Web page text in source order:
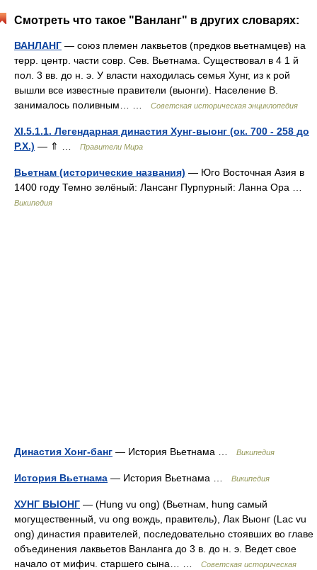
Смотреть что такое "Ванланг" в других словарях:
ВАНЛАНГ — союз племен лаквьетов (предков вьетнамцев) на
терр. центр. части совр. Сев. Вьетнама. Существовал в 4 1 й
пол. 3 вв. до н. э. У власти находилась семья Хунг, из к рой
вышли все известные правители (выонги). Население В.
занималось поливным… …
Советская историческая энциклопедия
XI.5.1.1. Легендарная династия Хунг-выонг (ок. 700 - 258 до
Р.Х.) — ⇑ … Правители Мира
Вьетнам (исторические названия) — Юго Восточная Азия в
1400 году Темно зелёный: Лансанг Пурпурный: Ланна Ора …
Википедия
Династия Хонг-банг — История Вьетнама … Википедия
История Вьетнама — История Вьетнама … Википедия
ХУНГ ВЫОНГ — (Hung vu ong) (Вьетнам, hung самый
могущественный, vu ong вождь, правитель), Лак Выонг (Lac vu
ong) династия правителей, последовательно стоявших во главе
объединения лаквьетов Ванланга до 3 в. до н. э. Ведет свое
начало от мифич. старшего сына… …
Советская историческая